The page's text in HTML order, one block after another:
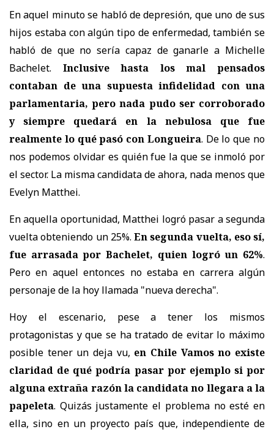
En aquel minuto se habló de depresión, que uno de sus
hijos estaba con algún tipo de enfermedad, también se
habló de que no sería capaz de ganarle a Michelle
Bachelet. Inclusive hasta los mal pensados
contaban de una supuesta infidelidad con una
parlamentaria, pero nada pudo ser corroborado
y siempre quedará en la nebulosa que fue
realmente lo qué pasó con Longueira. De lo que no
nos podemos olvidar es quién fue la que se inmoló por
el sector. La misma candidata de ahora, nada menos que
Evelyn Matthei.
En aquella oportunidad, Matthei logró pasar a segunda
vuelta obteniendo un 25%. En segunda vuelta, eso sí,
fue arrasada por Bachelet, quien logró un 62%.
Pero en aquel entonces no estaba en carrera algún
personaje de la hoy llamada "nueva derecha".
Hoy el escenario, pese a tener los mismos
protagonistas y que se ha tratado de evitar lo máximo
posible tener un deja vu, en Chile Vamos no existe
claridad de qué podría pasar por ejemplo si por
alguna extraña razón la candidata no llegara a la
papeleta. Quizás justamente el problema no esté en
ella, sino en un proyecto país que, independiente de